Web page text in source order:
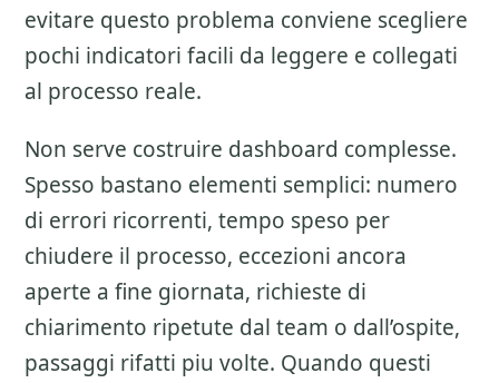
evitare questo problema conviene scegliere
pochi indicatori facili da leggere e collegati
al processo reale.
Non serve costruire dashboard complesse.
Spesso bastano elementi semplici: numero
di errori ricorrenti, tempo speso per
chiudere il processo, eccezioni ancora
aperte a fine giornata, richieste di
chiarimento ripetute dal team o dall’ospite,
passaggi rifatti piu volte. Quando questi